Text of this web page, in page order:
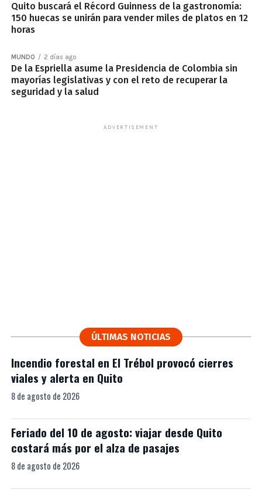
Quito buscará el Récord Guinness de la gastronomía:
150 huecas se unirán para vender miles de platos en 12
horas
MUNDO 2 días ago
De la Espriella asume la Presidencia de Colombia sin
mayorías legislativas y con el reto de recuperar la
seguridad y la salud
ADVERTISEMENT
ÚLTIMAS NOTICIAS
Incendio forestal en El Trébol provocó cierres
viales y alerta en Quito
8 de agosto de 2026
Feriado del 10 de agosto: viajar desde Quito
costará más por el alza de pasajes
8 de agosto de 2026